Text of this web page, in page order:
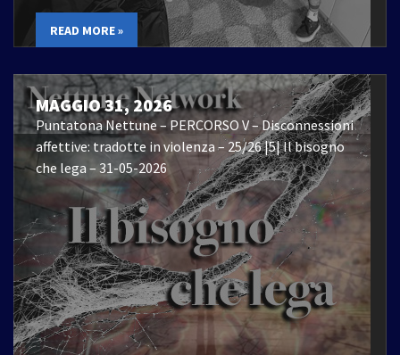
READ MORE »
MAGGIO 31, 2026
Puntatona Nettune – PERCORSO V – Disconnessioni
affettive: tradotte in violenza – 25/26 |5| Il bisogno
che lega – 31-05-2026